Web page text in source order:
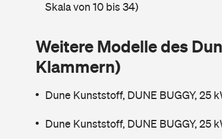
Skala von 10 bis 34)
Weitere Modelle des
Klammern)
Dune Kunststoff, DUNE BUGGY, 25
Dune Kunststoff, DUNE BUGGY, 25